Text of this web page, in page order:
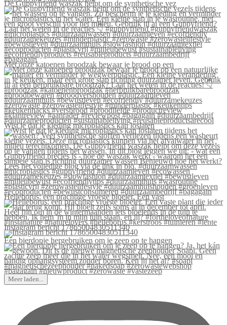
De Guppyfriend waszak helpt om de synthetische vez
Met onze katoenen broodzak bewaar je brood op een
Wist je dat je kleding microplastics kan loslaten
Helleborus: een prachtige vroege bloeier. Een vast
Instagram bericht 17865004830511340
Een bierdopje hergebruiken om je zeep op te hangen
Meer laden...